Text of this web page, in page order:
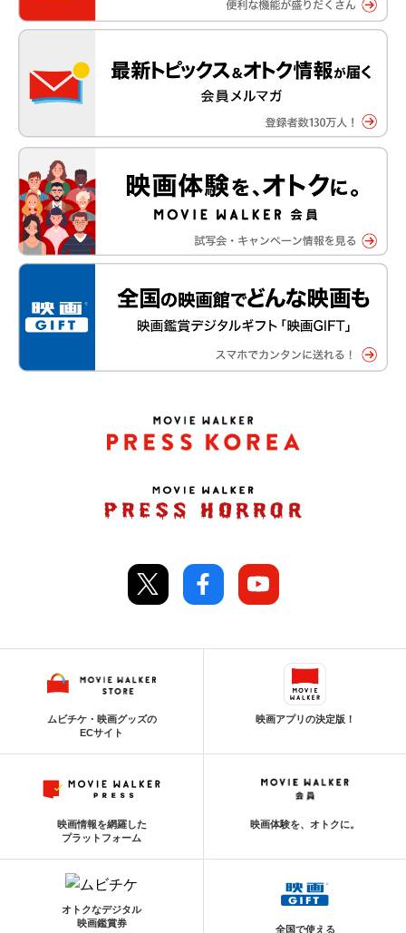
ムビチケ・映画グッズの
ECサイト
映画アプリの決定版！
映画情報を網羅した
プラットフォーム
映画体験を、オトクに。
オトクなデジタル
映画鑑賞券
全国で使える